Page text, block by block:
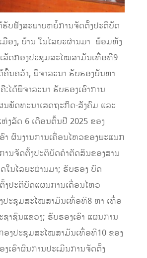
ຟັງສະພາບຫຍໍ້ການຈັດຕັ້ງປະຕິບັດ
ມືອງ, ບ້ານ ໃນໄລຍະຜ່ານມາ ພ້ອມທັງ
ລັດກອງປະຊຸມສະໄໝສາມັນເທື່ອທີ9
ຄົ້ນຄວ້າ, ພິຈາລະນາ ຮັບຮອງບັນຫາ
:ໄດ້ພິຈາລະນາ ຮັບຮອງເອົາການ
ພັດທະນາເສດຖະກິດ-ສັງຄົມ ແລະ
ງລັດ 6 ເດືອນຕົ້ນປີ 2025 ຂອງ
າ ຜົນງານການເຄື່ອນໄຫວຂອງພະແນກ
ານຈັດຕັ້ງປະຕິບັດຄຳຕັດສິນຂອງສານ
ດໃນໄລຍະຜ່ານມາ; ຮັບຮອງ ບົດ
ງປະຕິບັດແຜນການເຄື່ອນໄຫວ
ປະຊຸມສະໄໝສາມັນເທື່ອທີ8 ຫາ ເທື່ອ
ຊາຊົນແຂວງ; ຮັບຮອງເອົາ ແຜນການ
ງປະຊຸມສະໄໝສາມັນເທື່ອທີ10 ຂອງ
ເອົາຜົນການປະເມີນການຈັດຕັ້ງ